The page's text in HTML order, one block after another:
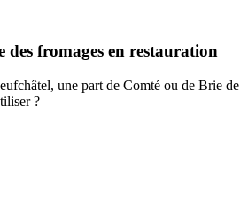
des fromages en restauration
une part de Comté ou de Brie de
?